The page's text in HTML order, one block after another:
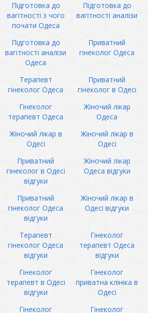
Підготовка до
вагітності з чого
почати Одеса
Підготовка до
вагітності аналізи
Підготовка до
вагітності аналізи
Одеса
Приватний
гінеколог Одеса
Терапевт
гінеколог Одеса
Приватний
гінеколог в Одесі
Гінеколог
терапевт Одеса
Жіночий лікар
Одеса
Жіночий лікар в
Одесі
Жіночий лікар в
Одесі
Приватний
гінеколог в Одесі
відгуки
Жіночий лікар
Одеса відгуки
Приватний
гінеколог Одеса
відгуки
Жіночий лікар в
Одесі відгуки
Терапевт
гінеколог Одеса
відгуки
Гінеколог
терапевт Одеса
відгуки
Гінеколог
терапевт в Одесі
відгуки
Гінеколог
приватна клініка в
Одесі
Гінеколог
Гінеколог